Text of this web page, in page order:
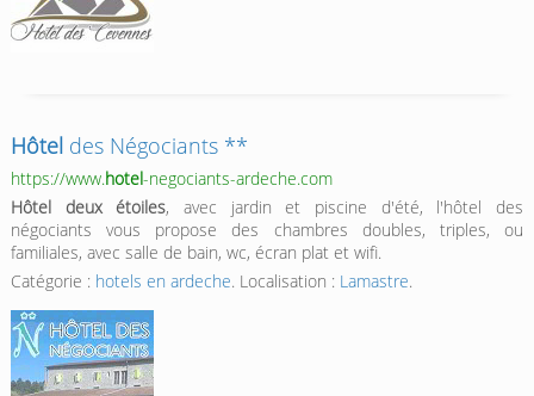
Hôteldes Négociants **
https://www.hotel-negociants-ardeche.com
Hôtel deux étoiles, avec jardin et piscine d'été, l'hôtel des
négociants vous propose des chambres doubles, triples, ou
familiales, avec salle de bain, wc, écran plat et wifi.
Catégorie : hotels en ardeche. Localisation : Lamastre.